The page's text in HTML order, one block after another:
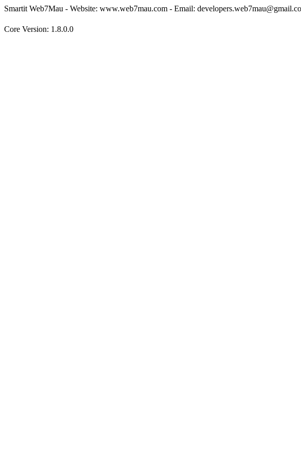
Smartit Web7Mau - Website: www.web7mau.com - Email:
Core Version: 1.8.0.0